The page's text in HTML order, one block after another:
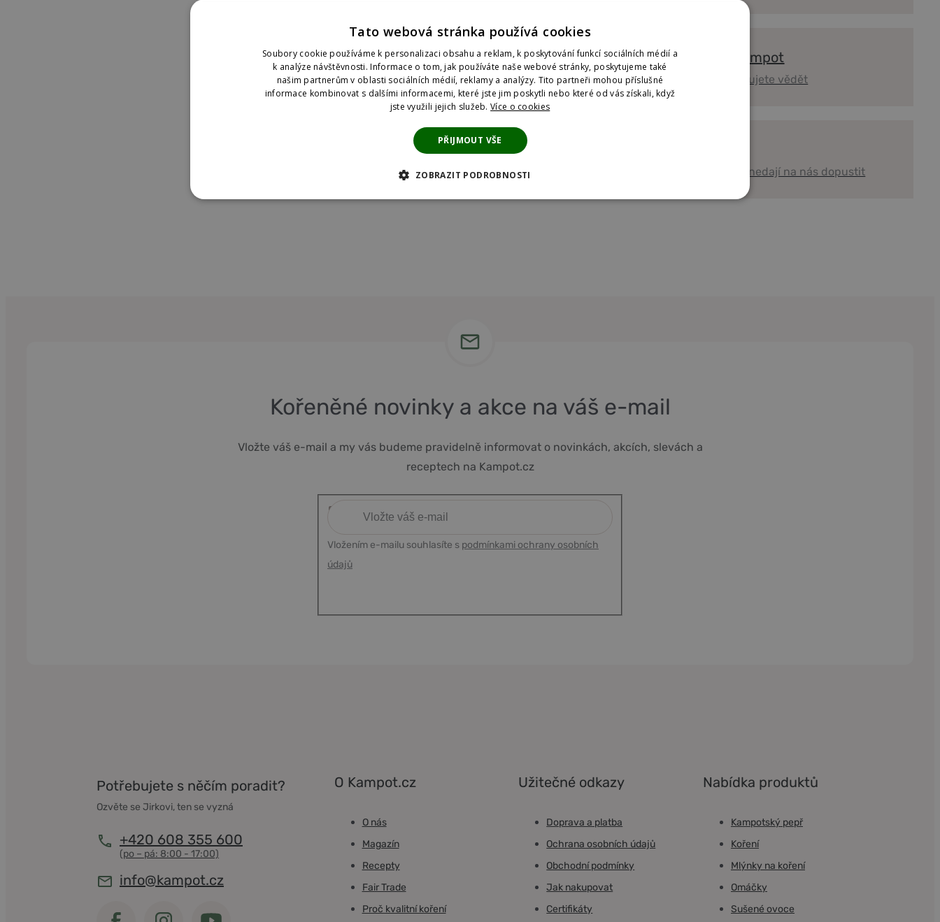
Proč kvalitní koření?
Zjistěte v čem se naše koření liší
Magazín Kampot
Vše co potřebujete vědět
Kuchaři, kteří nedají na nás dopustit
Kořeněné novinky a akce na váš e-mail
Vložte váš e-mail a my vás budeme pravidelně informovat o novinkách, akcích, slevách a
receptech na Kampot.cz
Vložením e-mailu souhlasíte s podmínkami ochrany osobních
údajů
Potřebujete s něčím poradit?
Ozvěte se Jirkovi, ten se vyzná
+420 608 355 600
info@kampot.cz
O Kampot.cz
O nás
Magazín
Recepty
Fair Trade
Proč kvalitní koření
Užitečné odkazy
Doprava a platba
Ochrana osobních údajů
Obchodní podmínky
Jak nakupovat
Certifikáty
Nabídka produktů
Kampotský pepř
Koření
Mlýnky na koření
Omáčky
Sušené ovoce
Tato webová stránka používá cookies
Soubory cookie používáme k personalizaci obsahu a reklam, k poskytování funkcí sociálních médií a
k analýze návštěvnosti. Informace o tom, jak používáte naše webové stránky, poskytujeme také
našim partnerům v oblasti sociálních médií, reklamy a analýzy. Tito partneři mohou příslušné
informace kombinovat s dalšími informacemi, které jste jim poskytli nebo které od vás získali, když
jste využili jejich služeb.Více o cookies
PŘIJMOUT VŠE
ZOBRAZIT PODROBNOSTI
NEZBYTNĚ NUTNÉ COOKIES ANALYTICKÉ COOKIES MARKETINGOVÉ COOKIES